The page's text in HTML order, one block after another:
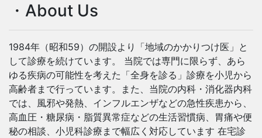
・About Us
1984年（昭和59）の開設より「地域のかかりつけ医」と
して診療を続けています。 当院では専門に限らず、あら
ゆる疾病の可能性を考えた「全身を診る」診療を小児から
高齢者まで行っています。また、当院の内科・消化器内科
では、風邪や発熱、インフルエンザなどの急性疾患から、
高血圧・糖尿病・脂質異常症などの生活習慣病、胃痛や便
秘の相談、小児科診療まで幅広く対応しています 在宅診